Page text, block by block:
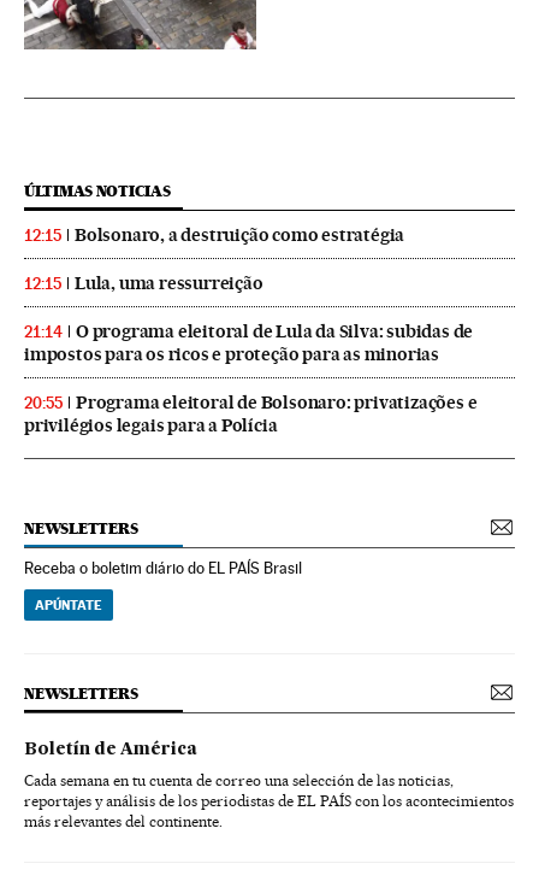
ÚLTIMAS NOTICIAS
12:15 Bolsonaro, a destruição como estratégia
12:15 Lula, uma ressurreição
21:14
O programa eleitoral de Lula da Silva: subidas de
impostos para os ricos e proteção para as minorias
20:55
Programa eleitoral de Bolsonaro: privatizações e
privilégios legais para a Polícia
NEWSLETTERS
Receba o boletim diário do EL PAÍS Brasil
APÚNTATE
NEWSLETTERS
Boletín de América
Cada semana en tu cuenta de correo una selección de las noticias,
reportajes y análisis de los periodistas de EL PAÍS con los acontecimientos
más relevantes del continente.